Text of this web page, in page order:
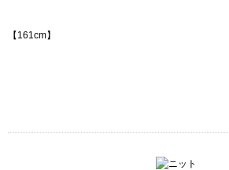
【161cm】